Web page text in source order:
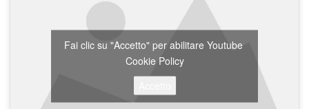
Fai clic su "Accetto" per abilitare Youtube
Cookie Policy